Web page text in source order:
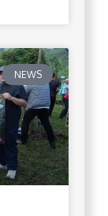
NEWS